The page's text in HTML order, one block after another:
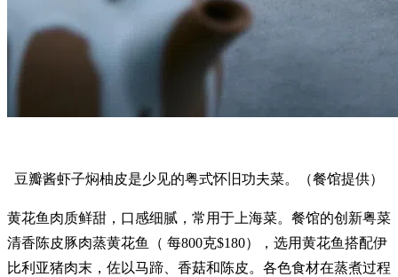
豆瓣酱虾子焖柚皮是少见的粤式怀旧功夫菜。（餐馆提供）
黄花鱼肉质鲜甜，口感细腻，常用于上海菜。餐馆的创新粤菜
清香陈皮豚肉蒸黄花鱼（ 每800克$180），选用黄花鱼搭配伊
比利亚猪肉末，佐以马蹄、香菇和陈皮。各色食材在蒸煮过程